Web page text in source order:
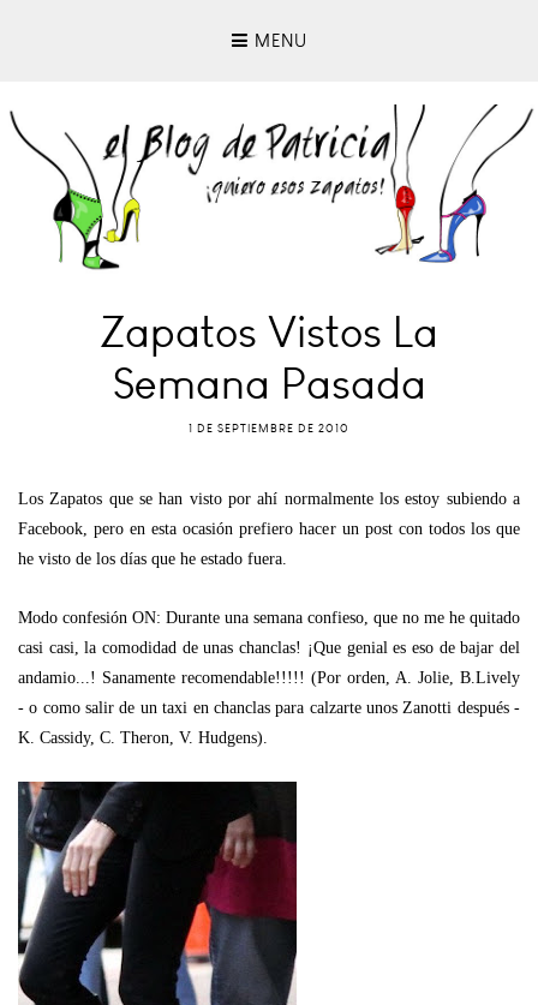
MENU
Zapatos Vistos La
Semana Pasada
1 DE SEPTIEMBRE DE 2010
Los Zapatos que se han visto por ahí normalmente los estoy subiendo a
Facebook, pero en esta ocasión prefiero hacer un post con todos los que
he visto de los días que he estado fuera.
Modo confesión ON: Durante una semana confieso, que no me he quitado
casi casi, la comodidad de unas chanclas! ¡Que genial es eso de bajar del
andamio...! Sanamente recomendable!!!!! (Por orden, A. Jolie, B.Lively
- o como salir de un taxi en chanclas para calzarte unos Zanotti después -
K. Cassidy, C. Theron, V. Hudgens).